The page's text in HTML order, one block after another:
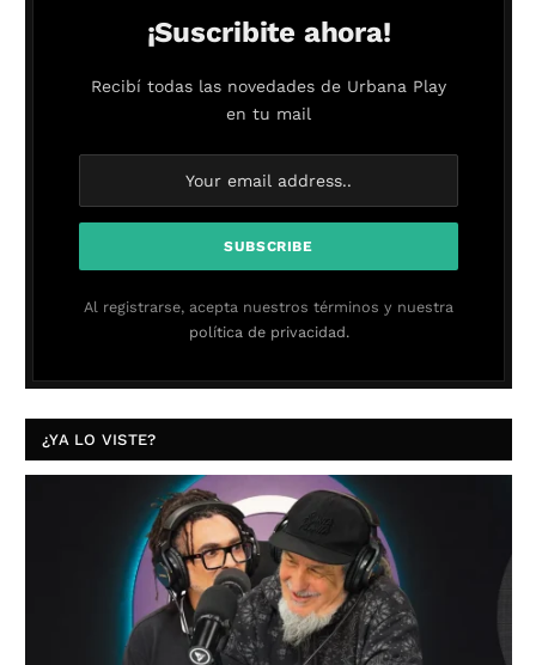
¡Suscribite ahora!
Recibí todas las novedades de Urbana Play
en tu mail
Al registrarse, acepta nuestros términos y nuestra
política de privacidad.
¿YA LO VISTE?